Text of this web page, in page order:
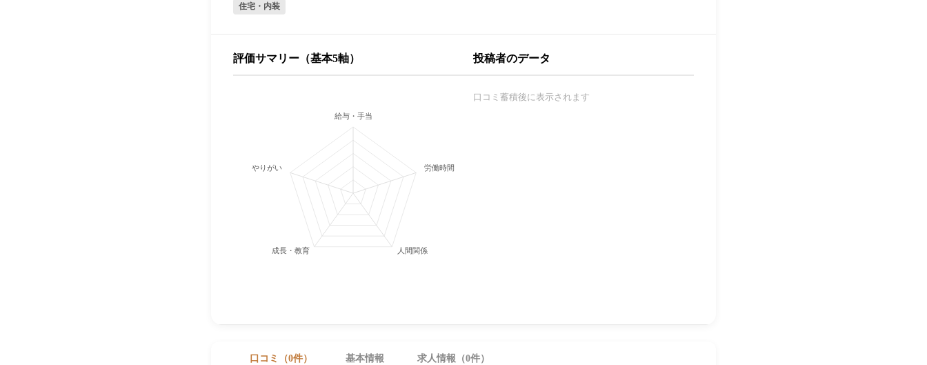
住宅・内装
評価サマリー（基本5軸）
給与・手当
労働時間・休日
人間関係
成長・教育
やりがい
投稿者のデータ
口コミ蓄積後に表示されます
口コミ（0件） 基本情報 求人情報（0件）